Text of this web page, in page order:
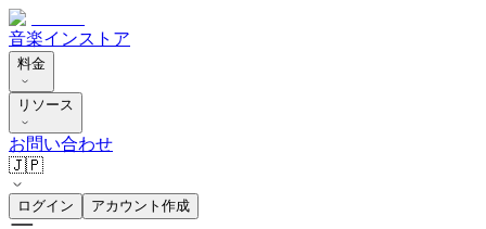
音楽インストア
料金
リソース
お問い合わせ
🇯🇵
ログイン アカウント作成